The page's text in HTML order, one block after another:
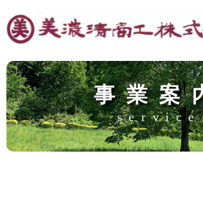
事業案
service